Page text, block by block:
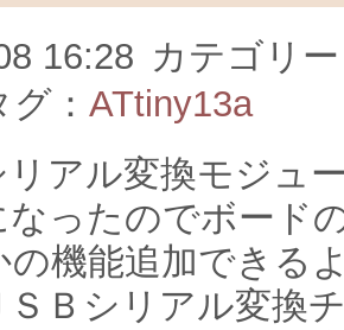
16:28 カテゴリ
グ： ATtiny13a
リアル変換モジュ
なったのでボード
の機能追加できる
ＳＢシリアル変換